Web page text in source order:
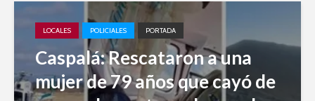
LOCALES POLICIALES PORTADA
Caspalá: Rescataron a una
mujer de 79 años que cayó de